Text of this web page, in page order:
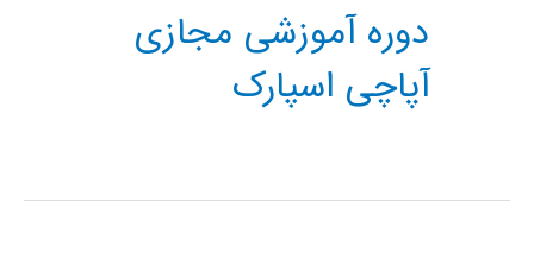
دوره آموزشی مجازی
آپاچی اسپارک